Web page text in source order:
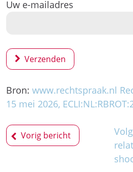
Uw e-mailadres
Verzenden
Bron: www.rechtspraak.nl
15 mei 2026,
Bericht
navigatie
Vorig bericht